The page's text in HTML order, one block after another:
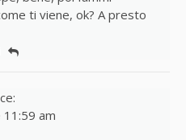
ti viene, ok? A presto
am